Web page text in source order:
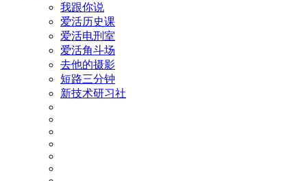
我跟你说
爱活历史课
爱活电刑室
爱活角斗场
去他的摄影
短路三分钟
新技术研习社